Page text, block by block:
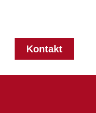
Kontakt